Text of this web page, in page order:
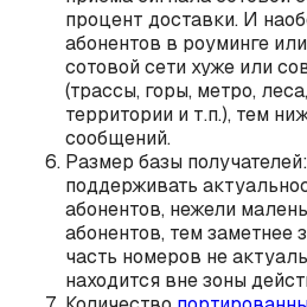
процент доставки. И
абонентов в роуминге
сотовой сети хуже или
(трассы, горы, метро,
территории и т.п.), тем
сообщений.
Размер базы
поддерживать
абонентов, нежели
абонентов, тем заметнее
часть номеров не
находится вне зоны